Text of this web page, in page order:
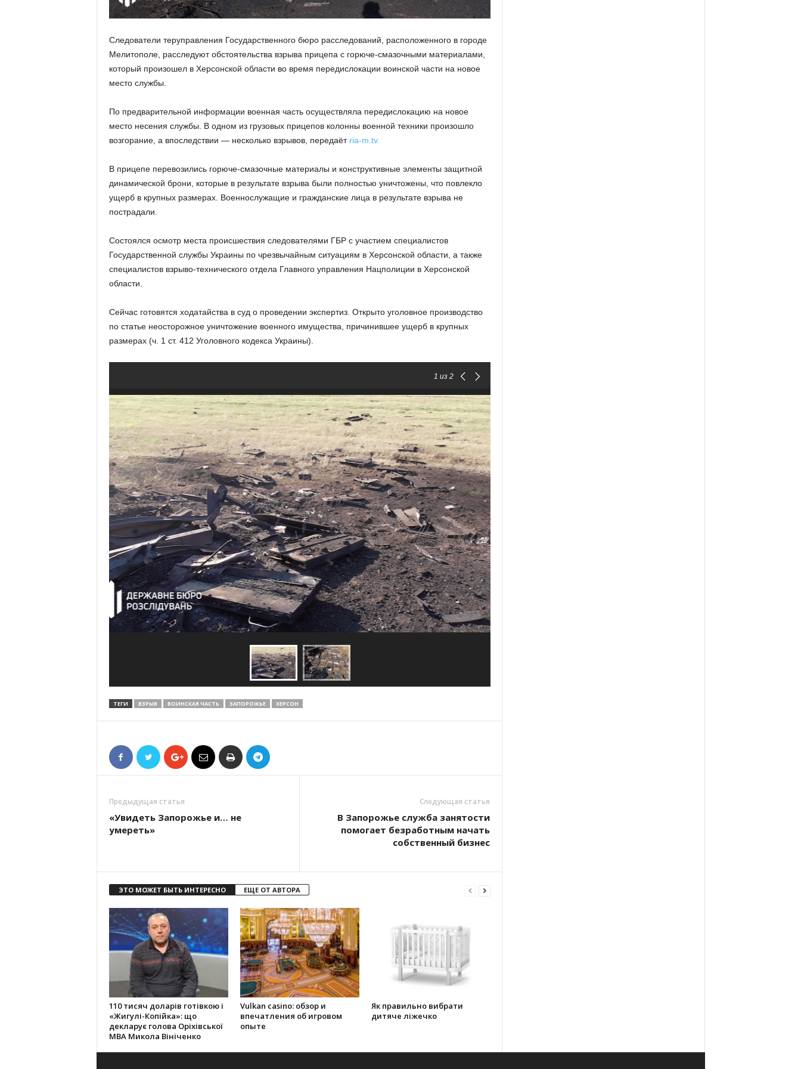
Следователи теруправления Государственного бюро расследований, расположенного в городе
Мелитополе, расследуют обстоятельства взрыва прицепа с горюче-смазочными материалами,
который произошел в Херсонской области во время передислокации воинской части на новое
место службы.
По предварительной информации военная часть осуществляла передислокацию на новое
место несения службы. В одном из грузовых прицепов колонны военной техники произошло
возгорание, а впоследствии — несколько взрывов, передаёт ria-m.tv.
В прицепе перевозились горюче-смазочные материалы и конструктивные элементы защитной
динамической брони, которые в результате взрыва были полностью уничтожены, что повлекло
ущерб в крупных размерах. Военнослужащие и гражданские лица в результате взрыва не
пострадали.
Состоялся осмотр места происшествия следователями ГБР с участием специалистов
Государственной службы Украины по чрезвычайным ситуациям в Херсонской области, а также
специалистов взрыво-технического отдела Главного управления Нацполиции в Херсонской
области.
Сейчас готовятся ходатайства в суд о проведении экспертиз. Открыто уголовное производство
по статье неосторожное уничтожение военного имущества, причинившее ущерб в крупных
размерах (ч. 1 ст. 412 Уголовного кодекса Украины).
1 из 2
ТЕГИ ВЗРЫВ ВОИНСКАЯ ЧАСТЬ ЗАПОРОЖЬЕ ХЕРСОН
Предыдущая статья
«Увидеть Запорожье и… не
умереть»
Следующая статья
В Запорожье служба занятости
помогает безработным начать
собственный бизнес
ЭТО МОЖЕТ БЫТЬ ИНТЕРЕСНО ЕЩЕ ОТ АВТОРА
110 тисяч доларів готівкою і
«Жигулі-Копійка»: що
декларує голова Оріхівської
МВА Микола Вініченко
Vulkan casino: обзор и
впечатления об игровом
опыте
Як правильно вибрати
дитяче ліжечко